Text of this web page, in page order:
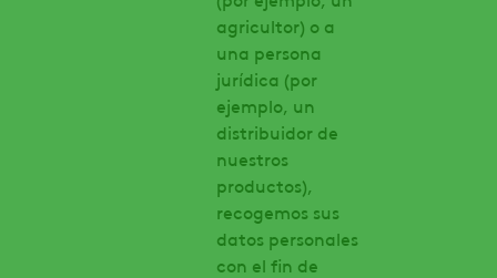
agricultor) o a
una persona
jurídica (por
ejemplo, un
distribuidor de
nuestros
productos),
recogemos sus
datos personales
con el fin de